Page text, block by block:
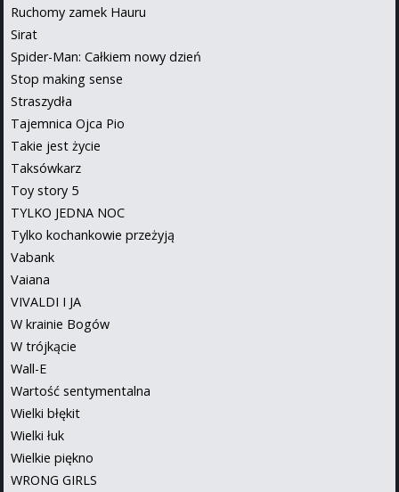
Ruchomy zamek Hauru
Sirat
Spider-Man: Całkiem nowy dzień
Stop making sense
Straszydła
Tajemnica Ojca Pio
Takie jest życie
Taksówkarz
Toy story 5
TYLKO JEDNA NOC
Tylko kochankowie przeżyją
Vabank
Vaiana
VIVALDI I JA
W krainie Bogów
W trójkącie
Wall-E
Wartość sentymentalna
Wielki błękit
Wielki łuk
Wielkie piękno
WRONG GIRLS